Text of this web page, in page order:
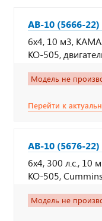
АВ-10 (5666-
6х4, 10 м3,
КО-505,
Модель не
Перейти к
АВ-10 (5676-
6х4, 300 л.с., 10
КО-505,
Модель не